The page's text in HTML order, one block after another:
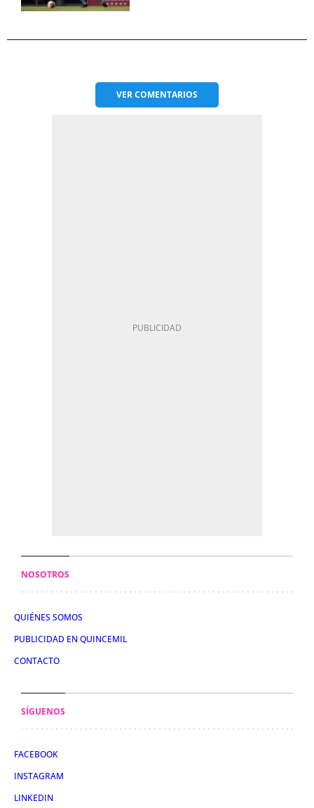
VERCOMENTARIOS
NOSOTROS
QUIÉNES SOMOS
PUBLICIDAD EN QUINCEMIL
CONTACTO
SÍGUENOS
FACEBOOK
INSTAGRAM
LINKEDIN